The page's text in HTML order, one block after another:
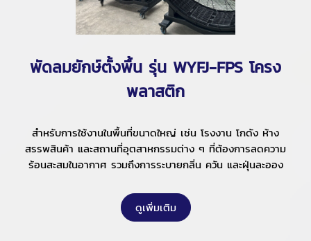
พัดลมยักษ์ตั้งพื้น รุ่น WYFJ-FPS โครง
พลาสติก
สำหรับการใช้งานในพื้นที่ขนาดใหญ่ เช่น โรงงาน โกดัง ห้าง
สรรพสินค้า และสถานที่อุตสาหกรรมต่าง ๆ ที่ต้องการลดความ
ร้อนสะสมในอากาศ รวมถึงการระบายกลิ่น ควัน และฝุ่นละออง
ดูเพิ่มเติม